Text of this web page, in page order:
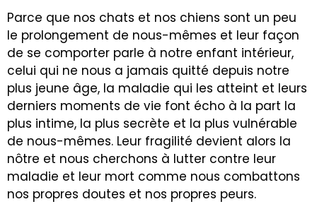
Parce que nos chats et nos chiens sont un peu
le prolongement de nous-mêmes et leur façon
de se comporter parle à notre enfant intérieur,
celui qui ne nous a jamais quitté depuis notre
plus jeune âge, la maladie qui les atteint et leurs
derniers moments de vie font écho à la part la
plus intime, la plus secrète et la plus vulnérable
de nous-mêmes. Leur fragilité devient alors la
nôtre et nous cherchons à lutter contre leur
maladie et leur mort comme nous combattons
nos propres doutes et nos propres peurs.